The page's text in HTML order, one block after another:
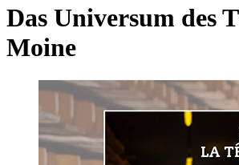
Das Universum des
Moine